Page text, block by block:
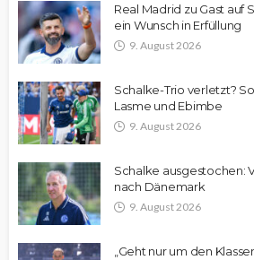
Real Madrid zu Gast auf
ein Wunsch in Erfüllung
9. August 2026
Schalke-Trio verletzt?
Lasme und Ebimbe
9. August 2026
Schalke ausgestochen:
nach Dänemark
9. August 2026
„Geht nur um den